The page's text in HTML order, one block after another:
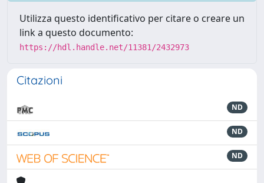
Utilizza questo identificativo per citare o creare un
link a questo documento:
https://hdl.handle.net/11381/2432973
Citazioni
ND
ND
ND